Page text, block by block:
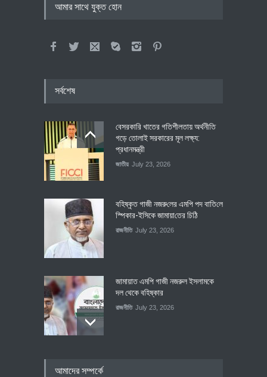
আমার সাথে যুক্ত হোন
সর্বশেষ
বেসরকারি খাতের গতিশীলতায় অর্থনীতি
গড়ে তোলাই সরকারের মূল লক্ষ্য:
প্রধানমন্ত্রী
জাতীয় July 23, 2026
বহিষ্কৃত গাজী নজরু‌লের এম‌পি পদ বা‌তি‌লে
স্পিকার-ইসিকে জামায়া‌তের চি‌ঠি
রাজনীতি July 23, 2026
জামায়াত এমপি গাজী নজরুল ইসলামকে
দল থেকে বহিষ্কার
রাজনীতি July 23, 2026
আমাদের সম্পর্কে